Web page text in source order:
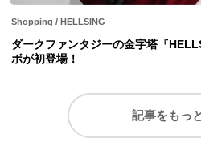
Shopping / HELLSING
ダークファンタジーの金字塔『
ボが初登場！
記事をもっ